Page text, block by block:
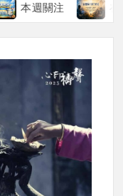
本週關注 在變